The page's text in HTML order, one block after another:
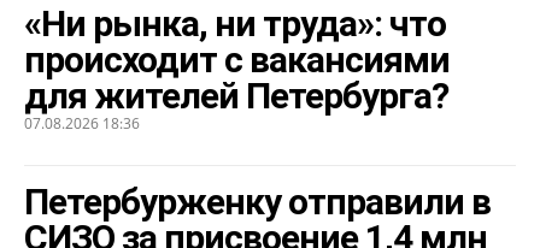
«Ни рынка, ни труда»: что
происходит с вакансиями
для жителей Петербурга?
07.08.2026 18:36
Петербурженку отправили в
СИЗО за присвоение 1,4 млн